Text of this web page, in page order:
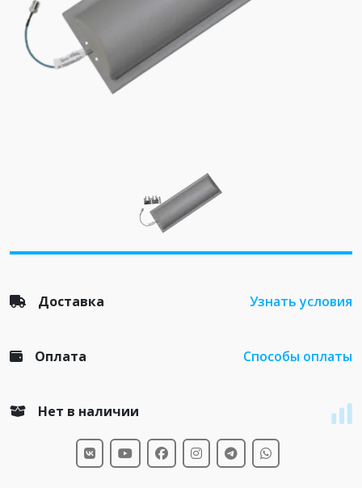
Доставка Узнать условия
Оплата Способы оплаты
Нет в наличии